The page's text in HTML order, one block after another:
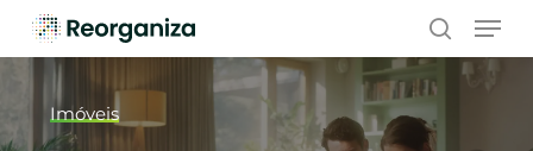
Skip
content
search
Imóveis